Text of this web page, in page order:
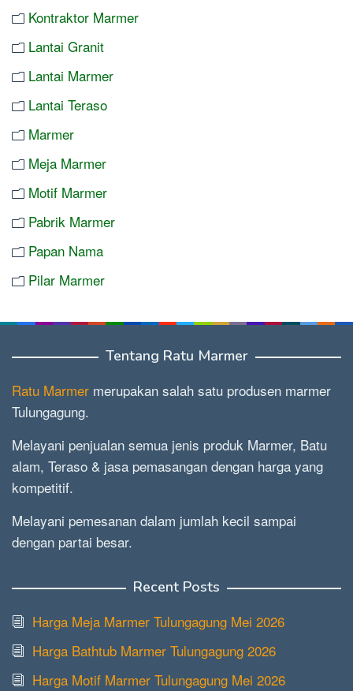
Kontraktor Marmer
Lantai Granit
Lantai Marmer
Lantai Teraso
Marmer
Meja Marmer
Motif Marmer
Pabrik Marmer
Papan Nama
Pilar Marmer
Tentang Ratu Marmer
Ratu Marmer merupakan salah satu produsen marmer
Tulungagung.
Melayani penjualan semua jenis produk Marmer, Batu
alam, Teraso & jasa pemasangan dengan harga yang
kompetitif.
Melayani pemesanan dalam jumlah kecil sampai
dengan partai besar.
Recent Posts
Harga Meja Marmer Tulungagung Mei 2026
Harga Bathtub Marmer Tulungagung 2026
Harga Motif Marmer Tulungagung Mei 2026